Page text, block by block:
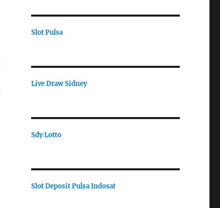
Slot Pulsa
Live Draw Sidney
Sdy Lotto
Slot Deposit Pulsa Indosat